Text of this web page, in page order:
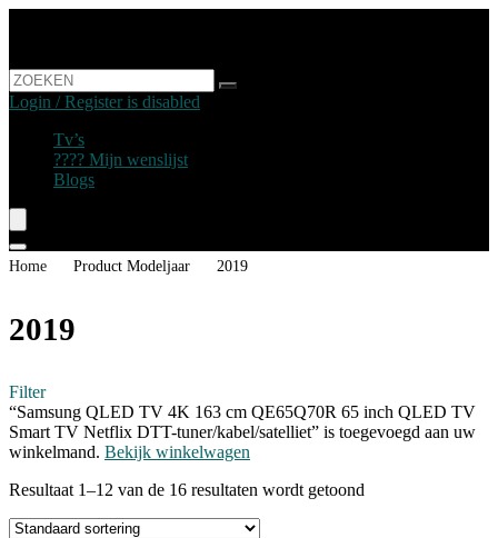
Login / Register is disabled
Tv’s
???? Mijn wenslijst
Blogs
Home Product Modeljaar ‎2019
‎2019
Filter
“Samsung QLED TV 4K 163 cm QE65Q70R 65 inch QLED TV
Smart TV Netflix DTT-tuner/kabel/satelliet” is toegevoegd aan uw
winkelmand. Bekijk winkelwagen
Resultaat 1–12 van de 16 resultaten wordt getoond